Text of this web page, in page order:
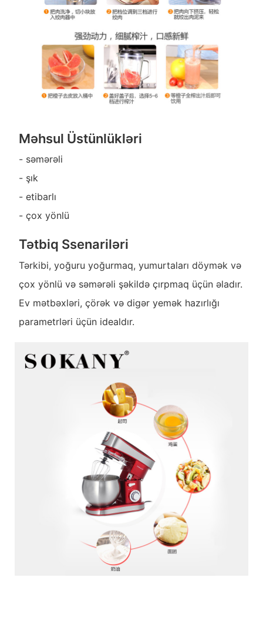
Məhsul Üstünlükləri
- səmərəli
- şık
- etibarlı
- çox yönlü
Tətbiq Ssenariləri
Tərkibi, yoğuru yoğurmaq, yumurtaları döymək və
çox yönlü və səmərəli şəkildə çırpmaq üçün əladır.
Ev mətbəxləri, çörək və digər yemək hazırlığı
parametrləri üçün idealdır.